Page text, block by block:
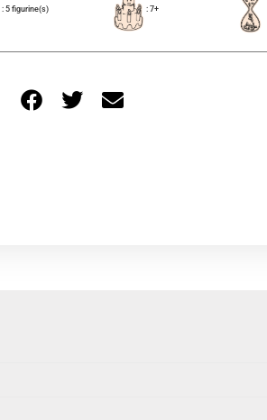
: 5 figurine(s) : 7+